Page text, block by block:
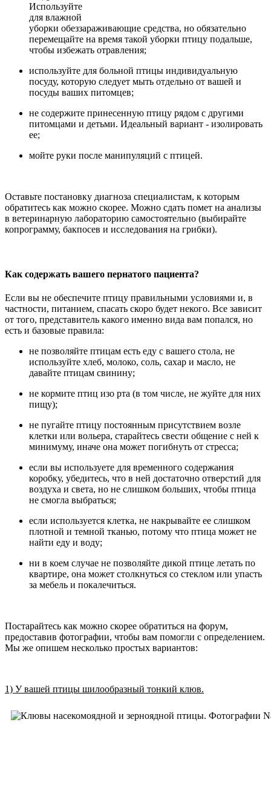
Используйте
для влажной
уборки обеззараживающие средства, но обязательно
перемещайте на время такой уборки птицу подальше,
чтобы избежать отравления;
используйте для больной птицы индивидуальную
посуду, которую следует мыть отдельно от вашей и
посуды ваших питомцев;
не содержите принесенную птицу рядом с другими
питомцами и детьми. Идеальный вариант - изолировать
ее;
мойте руки после манипуляций с птицей.
Оставьте постановку диагноза специалистам, к которым
обратитесь как можно скорее. Можно сдать помет на анализы
в ветеринарную лабораторию самостоятельно (выбирайте
копрограмму, бакпосев и исследования на грибки).
Как содержать вашего пернатого пациента?
Если вы не обеспечите птицу правильными условиями и, в
частности, питанием, спасать скоро будет некого. Все зависит
от того, представитель какого именно вида вам попался, но
есть и базовые правила:
не позволяйте птицам есть еду с вашего стола, не
используйте хлеб, молоко, соль, сахар и масло, не
давайте птицам свинину;
не кормите птиц изо рта (в том числе, не жуйте для них
пищу);
не пугайте птицу постоянным присутствием возле
клетки или вольера, старайтесь свести общение с ней к
минимуму, иначе она может погибнуть от стресса;
если вы используете для временного содержания
коробку, убедитесь, что в ней достаточно отверстий для
воздуха и света, но не слишком больших, чтобы птица
не смогла выбраться;
если используется клетка, не накрывайте ее слишком
плотной и темной тканью, потому что птица может не
найти еду и воду;
ни в коем случае не позволяйте дикой птице летать по
квартире, она может столкнуться со стеклом или упасть
за мебель и покалечиться.
Постарайтесь как можно скорее обратиться на форум,
предоставив фотографии, чтобы вам помогли с определением.
Мы же опишем несколько простых вариантов:
1) У вашей птицы шилообразный тонкий клюв.